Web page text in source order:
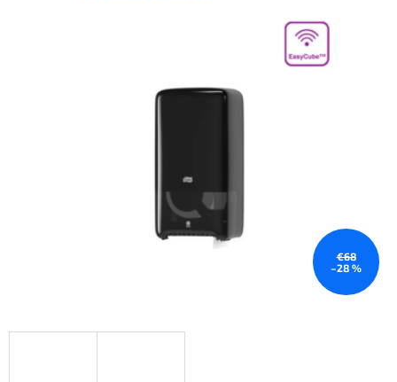
€68
–28 %